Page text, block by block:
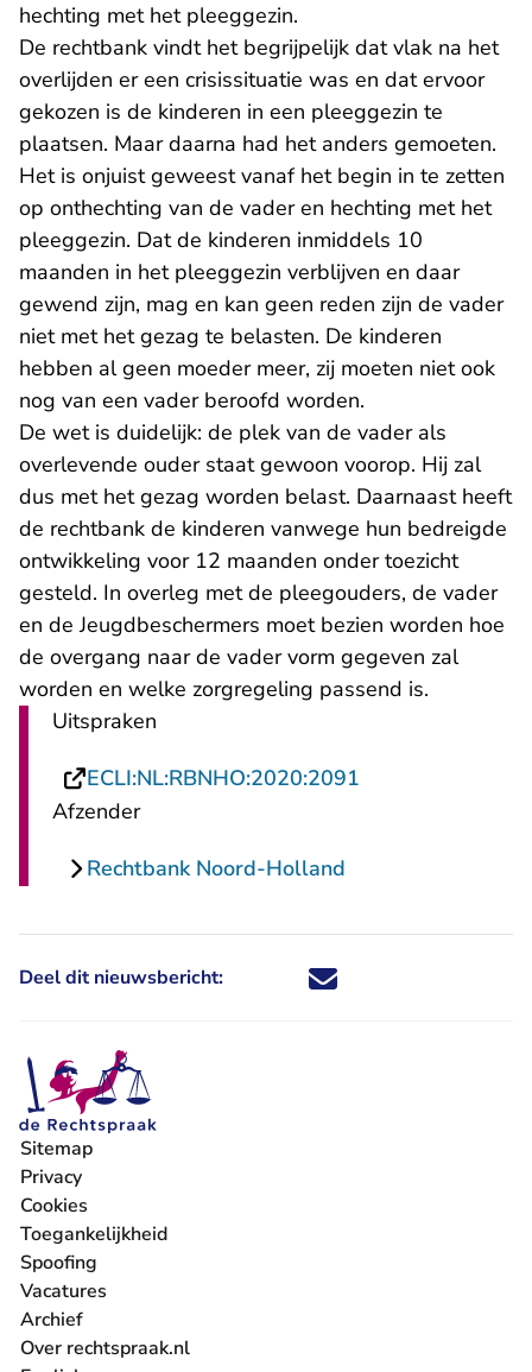
hechting met het pleeggezin.
De rechtbank vindt het begrijpelijk dat vlak na het
overlijden er een crisissituatie was en dat ervoor
gekozen is de kinderen in een pleeggezin te
plaatsen. Maar daarna had het anders gemoeten.
Het is onjuist geweest vanaf het begin in te zetten
op onthechting van de vader en hechting met het
pleeggezin. Dat de kinderen inmiddels 10
maanden in het pleeggezin verblijven en daar
gewend zijn, mag en kan geen reden zijn de vader
niet met het gezag te belasten. De kinderen
hebben al geen moeder meer, zij moeten niet ook
nog van een vader beroofd worden.
De wet is duidelijk: de plek van de vader als
overlevende ouder staat gewoon voorop. Hij zal
dus met het gezag worden belast. Daarnaast heeft
de rechtbank de kinderen vanwege hun bedreigde
ontwikkeling voor 12 maanden onder toezicht
gesteld. In overleg met de pleegouders, de vader
en de Jeugdbeschermers moet bezien worden hoe
de overgang naar de vader vorm gegeven zal
worden en welke zorgregeling passend is.
Uitspraken
ECLI:NL:RBNHO:2020:2091
Afzender
Rechtbank Noord-Holland
Deel dit nieuwsbericht: Deel dit nieuwsbericht via X -
Deel dit nieuwsbericht via
Deel dit nieuwsbericht
Deel dit
Sitemap
Privacy
Cookies
Toegankelijkheid
Spoofing
Vacatures
- U verlaat Rechtspraak.nl
Archief
Over rechtspraak.nl